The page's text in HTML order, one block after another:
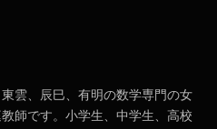
雲、辰巳、有明の数学専門の女
師です。小学生、中学生、高校